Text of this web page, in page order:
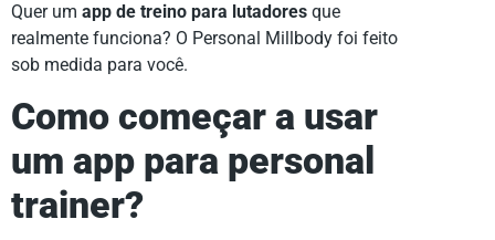
Quer um app de treino para lutadores que
realmente funciona? O Personal Millbody foi feito
sob medida para você.
Como começar a usar
um app para personal
trainer?